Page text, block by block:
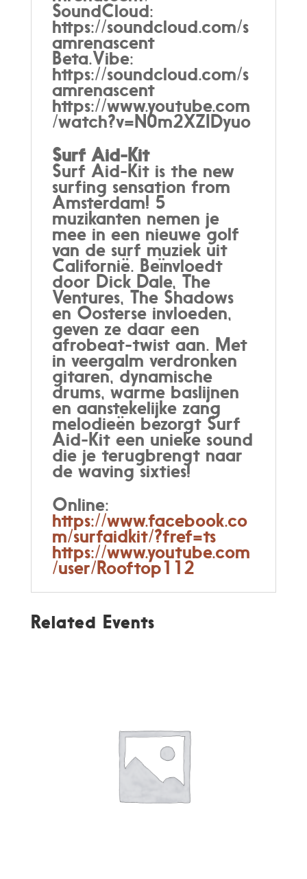
SoundCloud:
https://soundcloud.com/s
amrenascent
Beta.Vibe:
https://soundcloud.com/s
amrenascent
https://www.youtube.com
/watch?v=N0m2XZIDyuo
Surf Aid-Kit
Surf Aid-Kit is the new
surfing sensation from
Amsterdam! 5
muzikanten nemen je
mee in een nieuwe golf
van de surf muziek uit
Californië. Beïnvloedt
door Dick Dale, The
Ventures, The Shadows
en Oosterse invloeden,
geven ze daar een
afrobeat-twist aan. Met
in veergalm verdronken
gitaren, dynamische
drums, warme baslijnen
en aanstekelijke zang
melodieën bezorgt Surf
Aid-Kit een unieke sound
die je terugbrengt naar
de waving sixties!
Online:
https://www.facebook.co
m/surfaidkit/?fref=ts
https://www.youtube.com
/user/Rooftop112
Related Events